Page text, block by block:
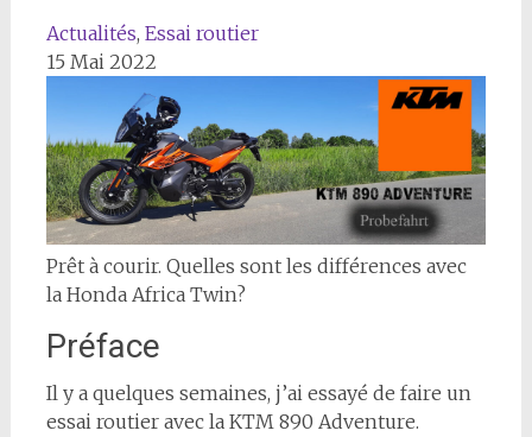
Actualités, Essai routier
15 Mai 2022
Prêt à courir. Quelles sont les différences avec
la Honda Africa Twin?
Préface
Il y a quelques semaines, j’ai essayé de faire un
essai routier avec la KTM 890 Adventure.